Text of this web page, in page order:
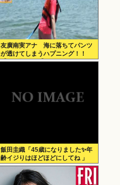
友廣南実アナ 海に落ちてパンツ
が透けてしまうハプニング！！
【GIF動画あり】
飯田圭織「45歳になりました✨年
齢イジりはほどほどにしてね 」